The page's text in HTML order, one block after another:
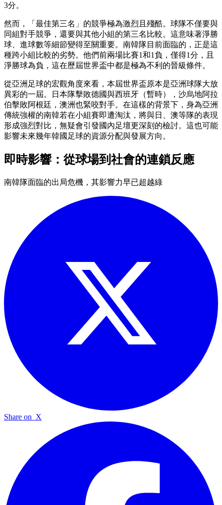
3分。
然而，「最佳第三名」的競爭極為激烈且殘酷。球隊不僅要與
同組對手競爭，還要與其他小組的第三名比較。這意味著淨勝
球、進球數等細節變得至關重要。南韓隊目前面臨的，正是這
種跨小組比較的劣勢。他們前兩場比賽1和1負，僅得1分，且
淨勝球為負，這在歷屆世界盃中都是極為不利的晉級條件。
從亞洲足球的宏觀角度來看，本屆世界盃原本是亞洲球隊大放
異彩的一屆。日本隊擊敗德國與西班牙（暫時），沙烏地阿拉
伯擊敗阿根廷，澳洲也緊咬對手。在這樣的背景下，身為亞洲
傳統強權的南韓若在小組賽即遭淘汰，將與日、澳等隊的表現
形成強烈對比，無疑會引發國內足壇更深刻的檢討。這也可能
影響未來幾年韓國足球的資源分配與發展方向。
即時影響：從球場到社會的連鎖反應
南韓隊面臨的出局危機，其影響力早已超越綠
Share on X